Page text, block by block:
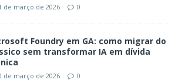
de março de 2026 0
Foundry em GA: como migrar do
sem transformar IA em dívida
de março de 2026 0